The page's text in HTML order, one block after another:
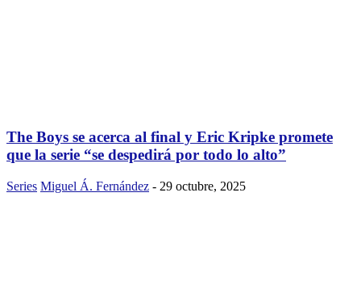
The Boys se acerca al final y Eric Kripke promete
que la serie “se despedirá por todo lo alto”
Series Miguel Á. Fernández - 29 octubre, 2025